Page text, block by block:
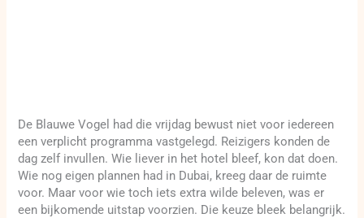
De Blauwe Vogel had die vrijdag bewust niet voor iedereen
een verplicht programma vastgelegd. Reizigers konden de
dag zelf invullen. Wie liever in het hotel bleef, kon dat doen.
Wie nog eigen plannen had in Dubai, kreeg daar de ruimte
voor. Maar voor wie toch iets extra wilde beleven, was er
een bijkomende uitstap voorzien. Die keuze bleek belangrijk.